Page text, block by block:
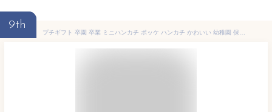
9th
プチギフト 卒園 卒業 ミニハンカチ ポッケ ハンカチ かわいい 幼稚園 保育園 ネームラベル ネームタグ 今治産 タオル 女の子 男の子 日本製 コンテックス 卒園記念品 卒園祝い 子供会 景品 キッズ ガーゼ 16×16